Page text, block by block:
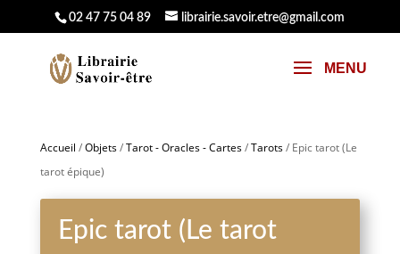
02 47 75 04 89 librairie.savoir.etre@gmail.com
Accueil /Objets/Tarot - Oracles - Cartes/Tarots/ Epic tarot (Le
tarot épique)
Epic tarot (Le tarot